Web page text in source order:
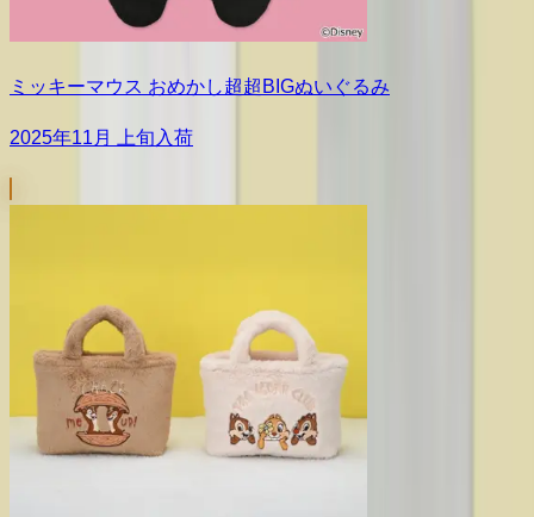
ミッキーマウス おめかし超超BIGぬいぐるみ
2025年11月 上旬入荷